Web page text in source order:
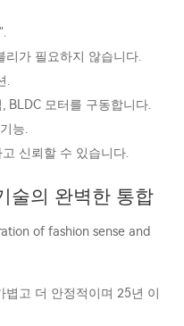
리가 필요하지 않습니다.
.
BLDC 모터를 구동합니다.
능.
신뢰할 수 있습니다.
술의 완벽한 통합
볍고 더 안정적이며 25년 이